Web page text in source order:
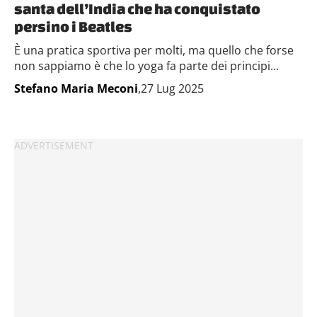
santa dell’India che ha conquistato
persino i Beatles
È una pratica sportiva per molti, ma quello che forse
non sappiamo è che lo yoga fa parte dei principi...
Stefano Maria Meconi,27 Lug 2025